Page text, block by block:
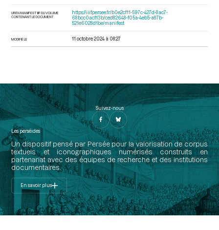
URI DU MANIFEST IIIF DU VOLUME
CONTENANT LE DOCUMENT
https://iiif.persee.fr/b0e2cf11-597c-427d-8ac7-
68bcc0acf13b/ced82648-f05a-4eb5-a87b-
521e6028d1be/manifest
MODIFIÉ LE 11 octobre 2024 à 08:27
Suivez-nous
Les perséides
Un dispositif pensé par Persée pour la valorisation de corpus
textuels et iconographiques numérisés construits en
partenariat avec des équipes de recherche et des institutions
documentaires.
En savoir plus